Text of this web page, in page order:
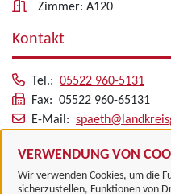
VERWENDUNG VON
Wir verwenden Cookies, um die
sicherzustellen, Funktionen von
Zimmer: A120
Kontakt
Tel.: 05522 960-5131
Fax: 05522 960-65131
E-Mail:
Alle zugeordneten